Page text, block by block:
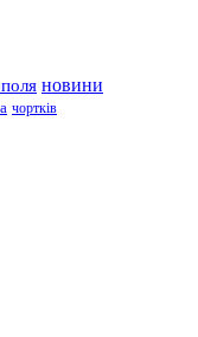
новини
чортків